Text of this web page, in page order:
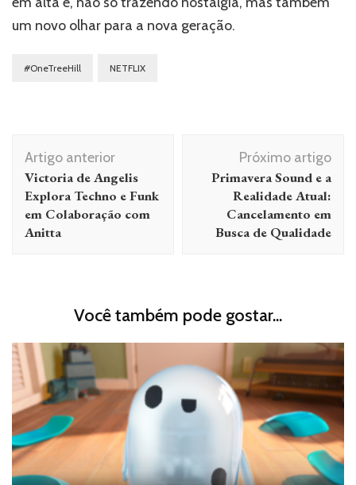
um novo olhar para a nova geração.
#OneTreeHill NETFLIX
Navegação
de
post
Artigo anterior
Victoria de Angelis
Explora Techno e Funk
em Colaboração com
Anitta
Próximo artigo
Primavera Sound e a
Realidade Atual:
Cancelamento em
Busca de Qualidade
Você também pode gostar...